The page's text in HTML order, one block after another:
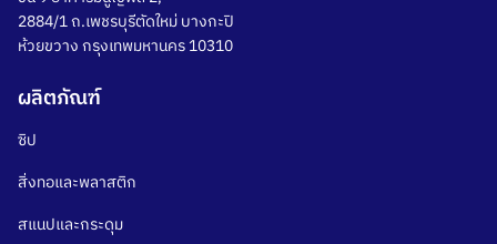
2884/1 ถ.เพชรบุรีตัดใหม่ บางกะปิ
ห้วยขวาง กรุงเทพมหานคร 10310
ผลิตภัณฑ์
ซิป
สิ่งทอและพลาสติก
สแนปและกระดุม